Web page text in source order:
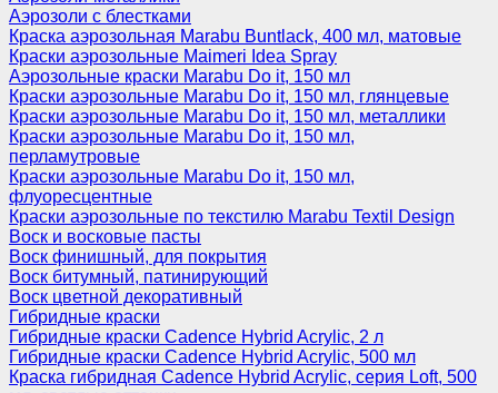
Аэрозоли с блестками
Краска аэрозольная Marabu Buntlack, 400 мл, матовые
Краски аэрозольные Maimeri Idea Spray
Аэрозольные краски Marabu Do it, 150 мл
Краски аэрозольные Marabu Do it, 150 мл, глянцевые
Краски аэрозольные Marabu Do it, 150 мл, металлики
Краски аэрозольные Marabu Do it, 150 мл,
перламутровые
Краски аэрозольные Marabu Do it, 150 мл,
флуоресцентные
Краски аэрозольные по текстилю Marabu Textil Design
Воск и восковые пасты
Воск финишный, для покрытия
Воск битумный, патинирующий
Воск цветной декоративный
Гибридные краски
Гибридные краски Cadence Hybrid Acrylic, 2 л
Гибридные краски Cadence Hybrid Acrylic, 500 мл
Краска гибридная Cadence Hybrid Acrylic, серия Loft, 500